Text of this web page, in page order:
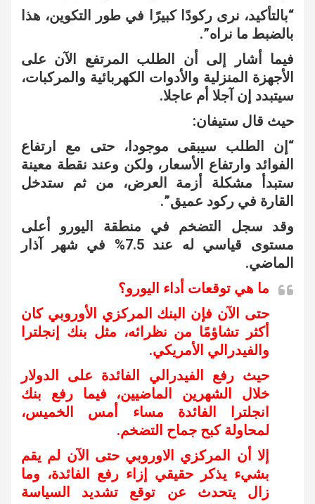
“بالتأكيد، نرى ركودًا كبيرًا في طور التكوين، هذا
بالضبط ما نراه”.
فيما أشار إلى أن الطلب المرتفع الآن على
الأجهزة المنزلية والأدوات الكهربائية والمركبات،
سيتبدد إن آجلا أم عاجلا.
حيث قال ستيفان:
“إن الطلب سيبقى موجودا، حتى مع ارتفاع
الفوائد وارتفاع الأسعار، ولكن وعند نقطة معينة
ستبدأ مشكلة أزمة العرض، من ثم ستدخل
القارة في ركود عميق”.
وقد سجل التضخم في منطقة اليورو أعلى
مستوى قياسي له عند 7.5% في شهر آذار
الماضي.
ما هي توقعات أداء اليورو؟
حتى الآن فإن البنك المركزي الأوروبي كان
أكثر تشاؤمًا من نظرائه، مثل بنك إنجلترا
والفيدرالي الأمريكي.
حيث رفع الفيدرالي الفائدة على الدولار
خلال الشهرين الماضيين، فيما رفع بنك
انجلترا الفائدة مساء أمس الخميس،
لمحاولة كبح جماح التضخم.
إلا أن المركزي الاوروبي حتى الآن لم يقم
بشيء يذكر حقيقي إزاء رفع الفائدة، وما
زال يتحدث عن توقع تشديد السياسة